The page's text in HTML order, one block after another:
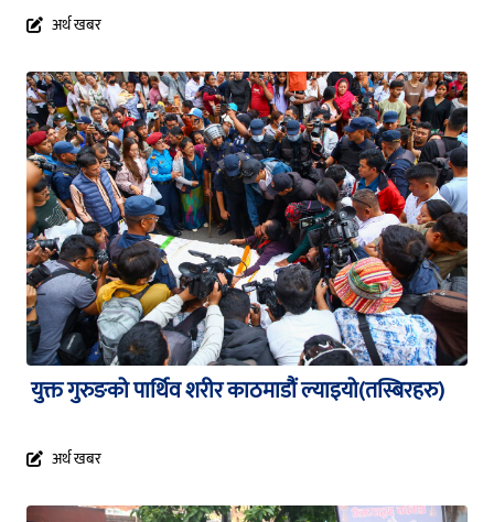
अर्थ खबर
युक्त गुरुङको पार्थिव शरीर काठमाडौं ल्याइयो(तस्बिरहरु)
अर्थ खबर